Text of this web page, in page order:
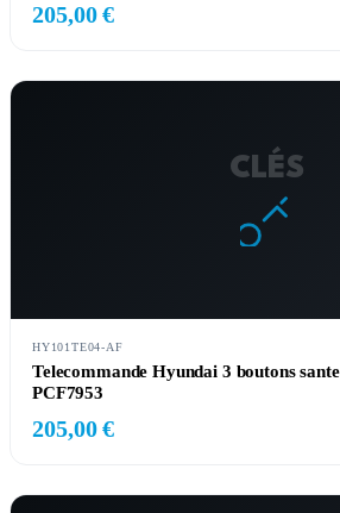
205,00 €
CLÉS
HY101TE04-AF
Telecommande Hyundai 3 boutons
PCF7953
205,00 €